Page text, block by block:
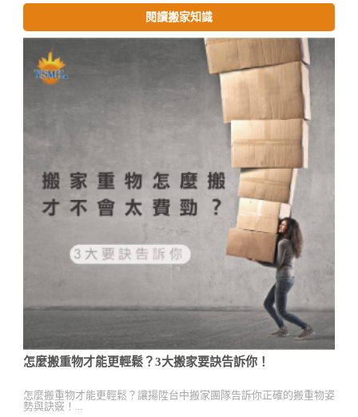
閱讀搬家知識
怎麼搬重物才能更輕鬆？3大搬家要訣告訴你！
怎麼搬重物才能更輕鬆？讓揚陞台中搬家團隊告訴你正確的搬重物姿
勢與訣竅！...